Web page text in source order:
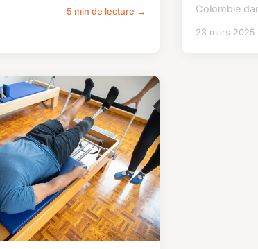
5 min de lecture →
Colombie
23 mars 2025